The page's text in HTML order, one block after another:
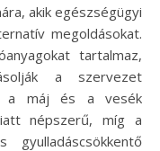
akik egészségügyi
megoldásokat.
tartalmaz,
a szervezet
a máj és a vesék
népszerű, míg a